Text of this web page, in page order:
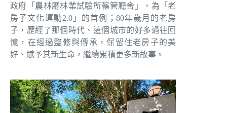
政府「農林廳林業試驗所轄管廳舍」，為「老
房子文化運動2.0」的首例；80年歲月的老房
子，歷經了那個時代、這個城市的好多過往回
憶，在經過整修與傳承，保留住老房子的美
好、賦予其新生命，繼續累積更多新故事。